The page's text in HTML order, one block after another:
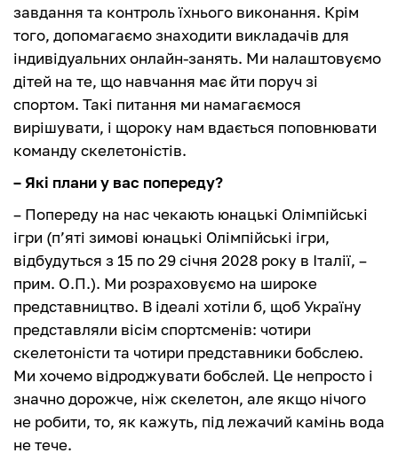
завдання та контроль їхнього виконання. Крім
того, допомагаємо знаходити викладачів для
індивідуальних онлайн-занять. Ми налаштовуємо
дітей на те, що навчання має йти поруч зі
спортом. Такі питання ми намагаємося
вирішувати, і щороку нам вдається поповнювати
команду скелетоністів.
– Які плани у вас попереду?
– Попереду на нас чекають юнацькі Олімпійські
ігри (п’яті зимові юнацькі Олімпійські ігри,
відбудуться з 15 по 29 січня 2028 року в Італії, –
прим. О.П.). Ми розраховуємо на широке
представництво. В ідеалі хотіли б, щоб Україну
представляли вісім спортсменів: чотири
скелетоністи та чотири представники бобслею.
Ми хочемо відроджувати бобслей. Це непросто і
значно дорожче, ніж скелетон, але якщо нічого
не робити, то, як кажуть, під лежачий камінь вода
не тече.